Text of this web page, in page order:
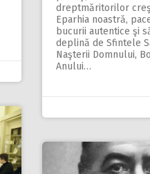
dreptmăritorilor
Eparhia noastră,
bucurii autentice şi
deplină de Sfintele
Naşterii Domnului,
Anului…